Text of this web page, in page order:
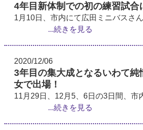
4年目新体制での初の練習試合
1月10日、市内にて広田ミニバスさ
...続きを見る
2020/12/06
3年目の集大成となるいわて純
女で出場！
11月29日、12月5、6日の3日間、市
...続きを見る